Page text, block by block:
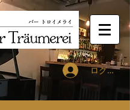
ログイン